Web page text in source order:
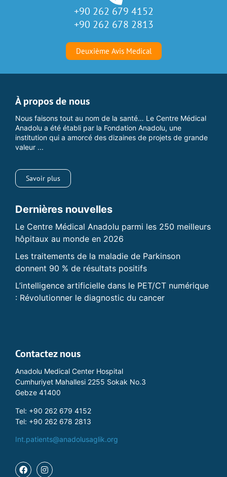
+90 262 679 4152
+90 262 678 2813
Deuxième Avis Medical
À propos de nous
Nous faisons tout au nom de la santé… Le Centre Médical
Anadolu a été établi par la Fondation Anadolu, une
institution qui a amorcé des dizaines de projets de grande
valeur ...
Savoir plus
Dernières nouvelles
Le Centre Médical Anadolu parmi les 250 meilleurs
hôpitaux au monde en 2026
Les traitements de la maladie de Parkinson
donnent 90 % de résultats positifs
L’intelligence artificielle dans le PET/CT numérique
: Révolutionner le diagnostic du cancer
Contactez nous
Anadolu Medical Center Hospital
Cumhuriyet Mahallesi 2255 Sokak No.3
Gebze 41400
Tel: +90 262 679 4152
Tel: +90 262 678 2813
Int.patients@anadolusaglik.org